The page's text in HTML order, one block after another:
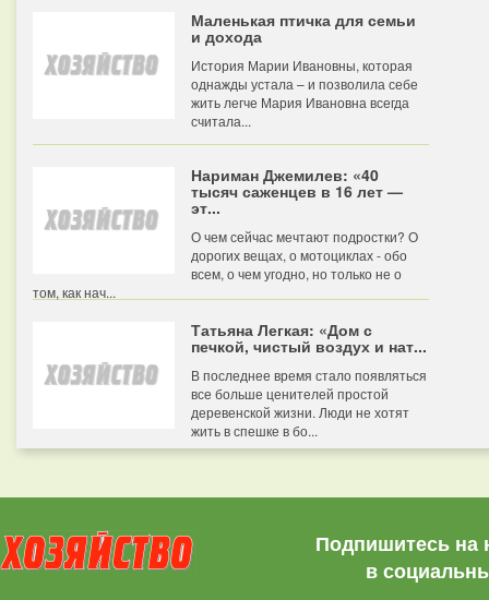
Маленькая птичка для семьи
и дохода
История Марии Ивановны, которая
однажды устала – и позволила себе
жить легче Мария Ивановна всегда
считала...
Нариман Джемилев: «40
тысяч саженцев в 16 лет —
эт...
О чем сейчас мечтают подростки? О
дорогих вещах, о мотоциклах - обо
всем, о чем угодно, но только не о
том, как нач...
Татьяна Легкая: «Дом с
печкой, чистый воздух и нат...
В последнее время стало появляться
все больше ценителей простой
деревенской жизни. Люди не хотят
жить в спешке в бо...
Подпишитесь на
в